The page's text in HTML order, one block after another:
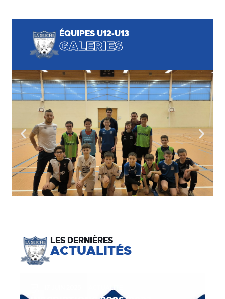
ÉQUIPES U12-U13
GALERIES
LES DERNIÈRES
ACTUALITÉS
- ACTUALITÉ